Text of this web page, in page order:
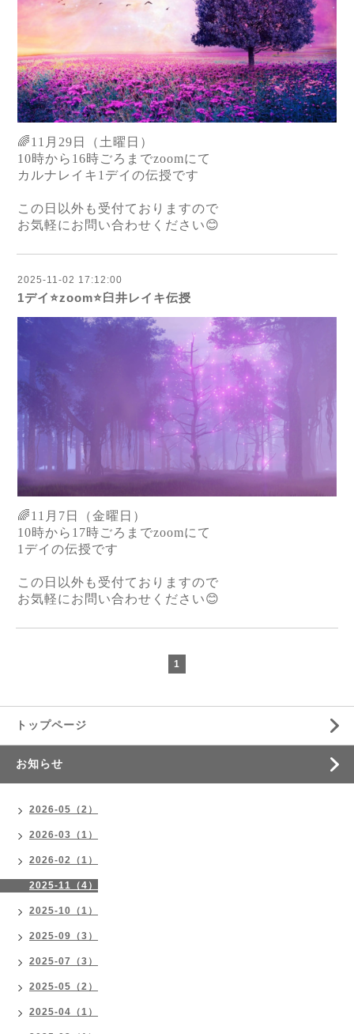
🌈11月29日（土曜日）
10時から16時ごろまでzoomにて
カルナレイキ1デイの伝授です
この日以外も受付ておりますので
お気軽にお問い合わせください😊
2025-11-02 17:12:00
1デイ⭐️zoom⭐️臼井レイキ伝授
🌈11月7日（金曜日）
10時から17時ごろまでzoomにて
1デイの伝授です
この日以外も受付ておりますので
お気軽にお問い合わせください😊
1
トップページ
お知らせ
2026-05（2）
2026-03（1）
2026-02（1）
2025-11（4）
2025-10（1）
2025-09（3）
2025-07（3）
2025-05（2）
2025-04（1）